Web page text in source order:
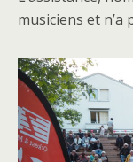
musiciens et n’a